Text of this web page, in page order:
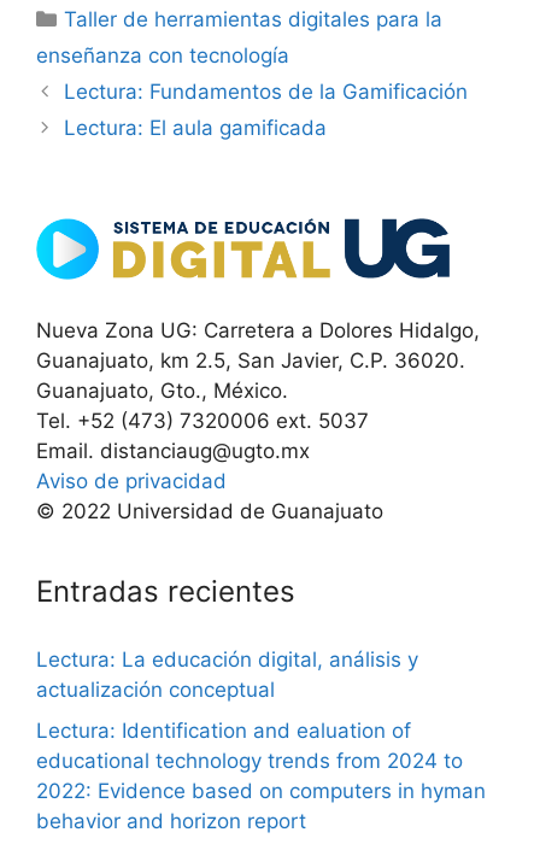
Categorías
Taller de herramientas digitales para la
enseñanza con tecnología
Lectura: Fundamentos de la Gamificación
Lectura: El aula gamificada
Nueva Zona UG: Carretera a Dolores Hidalgo,
Guanajuato, km 2.5, San Javier, C.P. 36020.
Guanajuato, Gto., México.
Tel. +52 (473) 7320006 ext. 5037
Email. distanciaug@ugto.mx
Aviso de privacidad
© 2022 Universidad de Guanajuato
Entradas recientes
Lectura: La educación digital, análisis y
actualización conceptual
Lectura: Identification and ealuation of
educational technology trends from 2024 to
2022: Evidence based on computers in hyman
behavior and horizon report